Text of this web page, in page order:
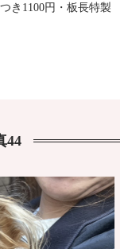
き1100円・板長特製
44